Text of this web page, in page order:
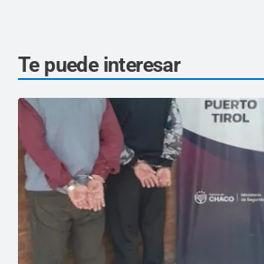
Te puede interesar